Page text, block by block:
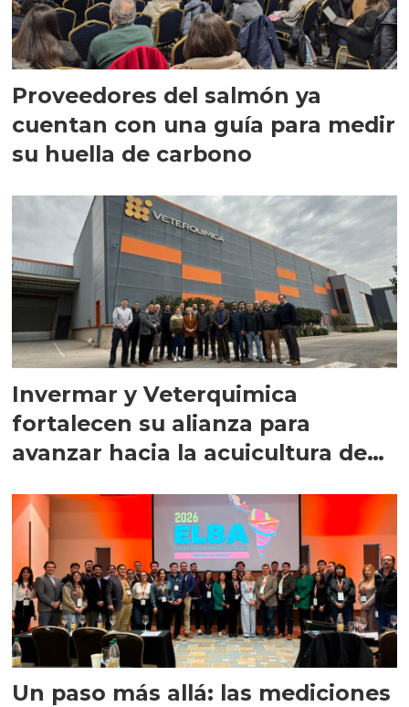
Proveedores del salmón ya
cuentan con una guía para medir
su huella de carbono
Invermar y Veterquimica
fortalecen su alianza para
avanzar hacia la acuicultura de
Un paso más allá: las mediciones